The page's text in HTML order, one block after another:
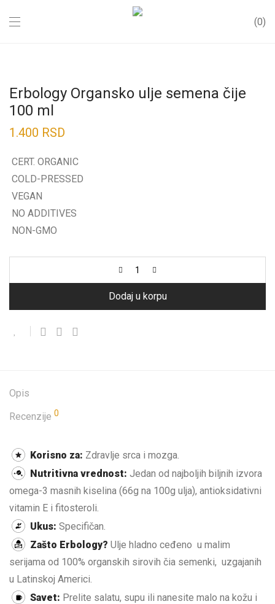
0
Erbology Organsko ulje semena čije
100 ml
1.400 RSD
CERT. ORGANIC
COLD-PRESSED
VEGAN
NO ADDITIVES
NON-GMO
Dodaj u korpu
Opis
Recenzije 0
Korisno za: Zdravlje srca i mozga.
Nutritivna vrednost: Jedan od najboljih biljnih izvora
omega-3 masnih kiselina (66g na 100g ulja), antioksidativni
vitamin E i fitosteroli.
Ukus: Specifičan.
Zašto Erbology? Ulje hladno ceđeno u malim
serijama od 100% organskih sirovih čia semenki, uzgajanih
u Latinskoj Americi.
Savet: Prelite salatu, supu ili nanesite malo na kožu i